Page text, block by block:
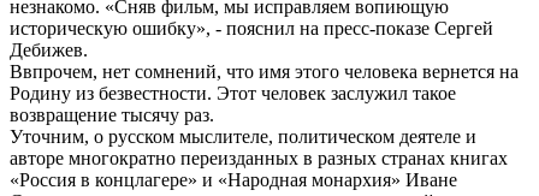
незнакомо. «Сняв фильм, мы исправляем вопиющую
историческую ошибку», - пояснил на пресс-показе Сергей
Дебижев.
Ввпрочем, нет сомнений, что имя этого человека вернется на
Родину из безвестности. Этот человек заслужил такое
возвращение тысячу раз.
Уточним, о русском мыслителе, политическом деятеле и
авторе многократно переизданных в разных странах книгах
«Россия в концлагере» и «Народная монархия» Иване